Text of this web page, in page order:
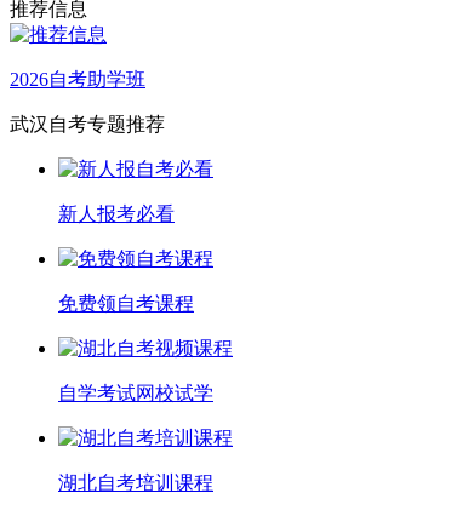
推荐信息
2026自考助学班
武汉自考专题推荐
新人报考必看
免费领自考课程
自学考试网校试学
湖北自考培训课程